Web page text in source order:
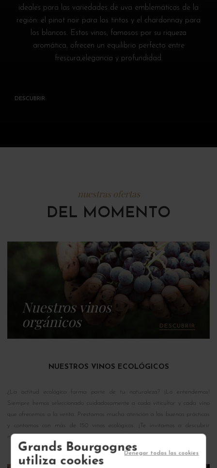
Grands Bourgognes
utiliza cookies
Denegar todas las cookies
ideales para las variedades de uva emblemáticas de la
región: el pinot noir para los tintos y el chardonnay para
los blancos. Estos vinos, famosos por su riqueza
aromática, ofrecen un equilibrio perfecto entre
frescura,elegancia y profundidad.
DESCUBRIR
nuestras ofertas
DEL MOMENTO
Nuestros vinos
orgánicos
DESCUBRIR
NUESTROS VINOS ECOLÓGICOS
¿La actitud ecológica forma parte de tu naturaleza? ¡Lo entendemos!
Siempre hemos seleccionado cuidadosamente a cada viticultor y cada vino
que ofrecemos a la venta. Prestamos mucha atención a las buenas prácticas
y contamos con más de 150 vinos ecológicos. ¡Te invitamos a descubrir
nuestra selección de vinos ecológicos, todos ellos de color!